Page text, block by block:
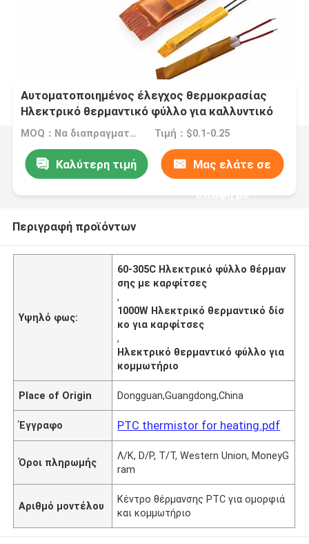
Αυτοματοποιημένος έλεγχος θερμοκρασίας
Ηλεκτρικό θερμαντικό φύλλο για καλλυντικό
60-305C 50-1000W KW Προσαρμοσμένο κατά
MOQ：Να διαπραγματευτούμε. Τιμή：$0.1-0.25
Καλύτερη τιμή Μας ελάτε σε
επαφή με
Περιγραφή προϊόντων
Υψηλό φως:
60-305C Ηλεκτρικό φύλλο θέρμαν
σης με καρφίτσες
,
1000W Ηλεκτρικό θερμαντικό δίσ
κο για καρφίτσες
,
Ηλεκτρικό θερμαντικό φύλλο για
κομμωτήριο
Place of Origin Dongguan,Guangdong,China
Έγγραφο PTC thermistor for heating.pdf
Όροι πληρωμής
Λ/Κ, D/P, T/T, Western Union, MoneyG
ram
Αριθμό μοντέλου
Κέντρο θέρμανσης PTC για ομορφιά
και κομμωτήριο